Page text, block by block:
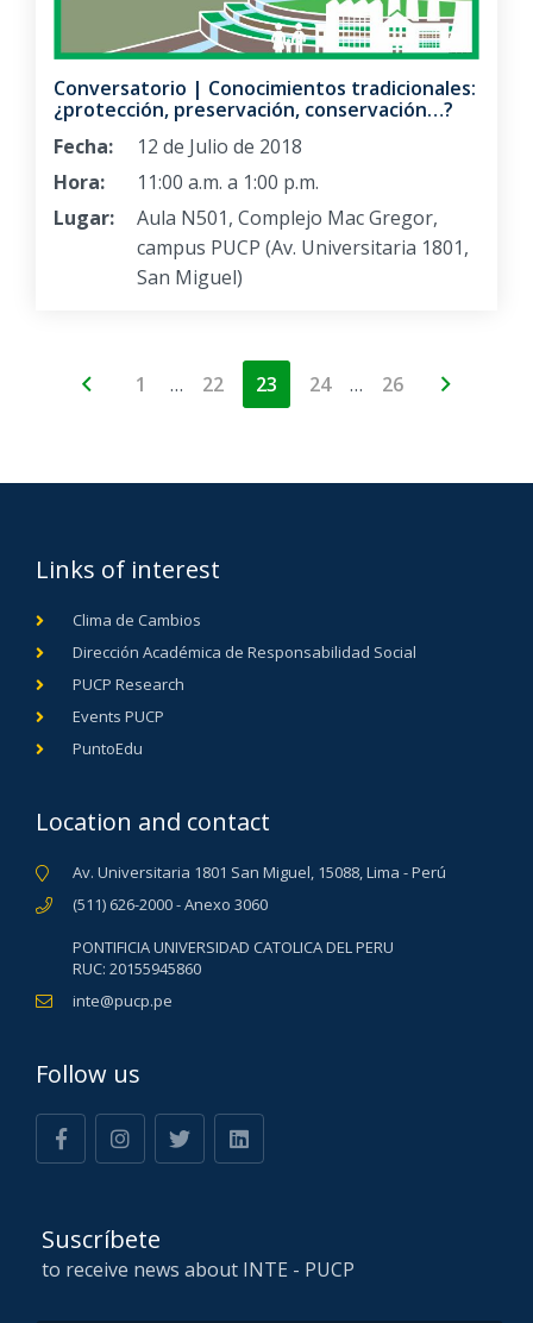
Conversatorio | Conocimientos tradicionales:
¿protección, preservación, conservación…?
Fecha:
12 de Julio de 2018
Hora:
11:00 a.m. a 1:00 p.m.
Lugar:
Aula N501, Complejo Mac Gregor,
campus PUCP (Av. Universitaria 1801,
San Miguel)
1 … 22 23 24 … 26
Links of interest
Clima de Cambios
Dirección Académica de Responsabilidad Social
PUCP Research
Events PUCP
PuntoEdu
Location and contact
Av. Universitaria 1801 San Miguel, 15088, Lima - Perú
(511) 626-2000 - Anexo 3060
PONTIFICIA UNIVERSIDAD CATOLICA DEL PERU
RUC: 20155945860
inte@pucp.pe
Follow us
Suscríbete
to receive news about INTE - PUCP